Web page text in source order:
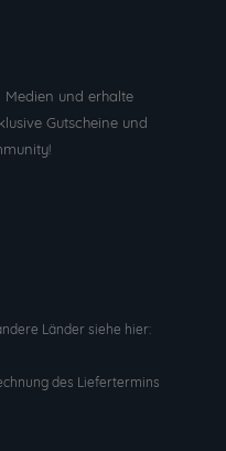
Medien und erhalte
Gutscheine und
Länder siehe hier:
des Liefertermins